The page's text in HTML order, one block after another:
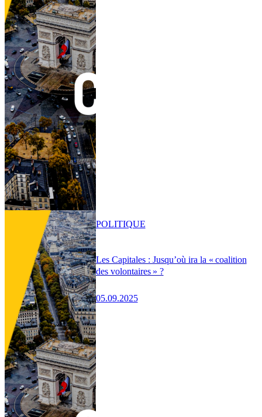
Les Capitales : Jusqu’où ira la « coalition
des volontaires » ?
05.09.2025
POLITIQUE